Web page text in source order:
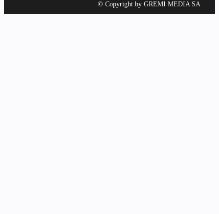
© Copyright by GREMI MEDIA SA